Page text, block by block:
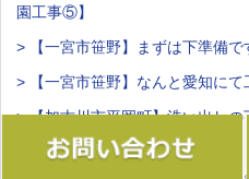
園工事⑤】
> 【一宮市笹野】まずは下準備で
> 【一宮市笹野】なんと愛知にて
> 【加古川市平岡町】洗い出し
> 【春まつり】あー、楽しかっ